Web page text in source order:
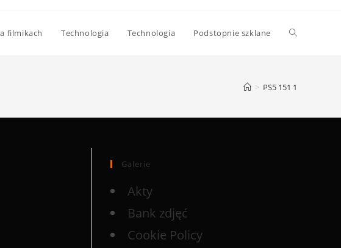
filmikach Technologia Technologia Podstopnie szklane
> PS5 151 1
Galerie
Akty
Bank zdjęć
Cookie Policy